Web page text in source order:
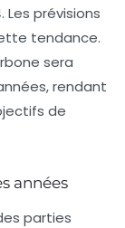
prévisions
tendance.
sera
rendant
de
années
parties